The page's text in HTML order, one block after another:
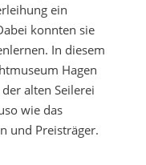
ein
konnten sie
In diesem
Hagen
alten Seilerei
wie das
und Preisträger.